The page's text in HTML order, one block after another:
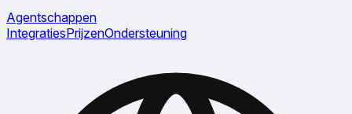
Agentschappen
IntegratiesPrijzenOndersteuning